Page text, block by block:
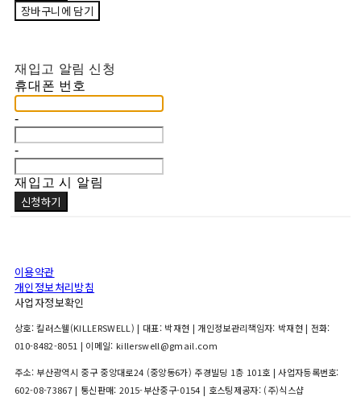
장바구니에 담기
재입고 알림 신청
휴대폰 번호
-
-
재입고 시 알림
신청하기
이용약관
개인정보처리방침
사업자정보확인
상호: 킬러스웰(KILLERSWELL) | 대표: 박재현 | 개인정보관리책임자: 박재현 | 전화:
010-8482-8051 | 이메일: killerswell@gmail.com
주소: 부산광역시 중구 중앙대로24 (중앙동6가) 주경빌딩 1층 101호 | 사업자등록번호:
602-08-73867| 통신판매: 2015-부산중구-0154 | 호스팅제공자: (주)식스샵